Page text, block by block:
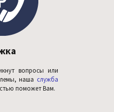
вопросы или
наша служба
поможет Вам.